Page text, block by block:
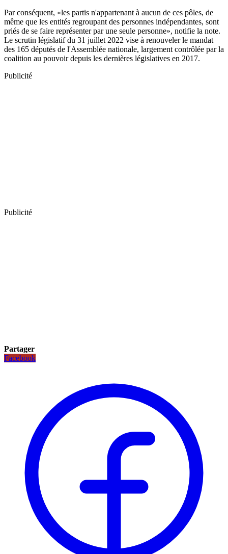
Par conséquent, «les partis n'appartenant à aucun de ces pôles, de
même que les entités regroupant des personnes indépendantes, sont
priés de se faire représenter par une seule personne», notifie la note.
Le scrutin législatif du 31 juillet 2022 vise à renouveler le mandat
des 165 députés de l'Assemblée nationale, largement contrôlée par la
coalition au pouvoir depuis les dernières législatives en 2017.
Publicité
Publicité
Partager
Facebook